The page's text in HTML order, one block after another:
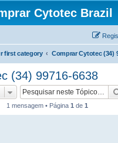
Cytotec Brazil
first category Comprar Cytotec (34)
(34) 99716-6638
1 mensagem • Página 1 de 1